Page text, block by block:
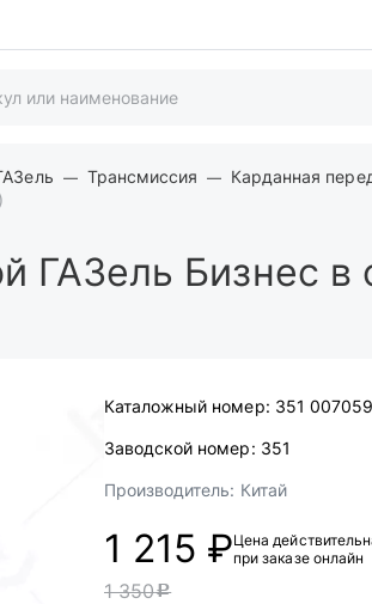
Трансмиссия
Карданная
ГАЗель Бизнес
Каталожный номер: 351
Заводской номер: 351
Производитель: Китай
1 215 ₽Цена
при заказе онлайн
1 350c